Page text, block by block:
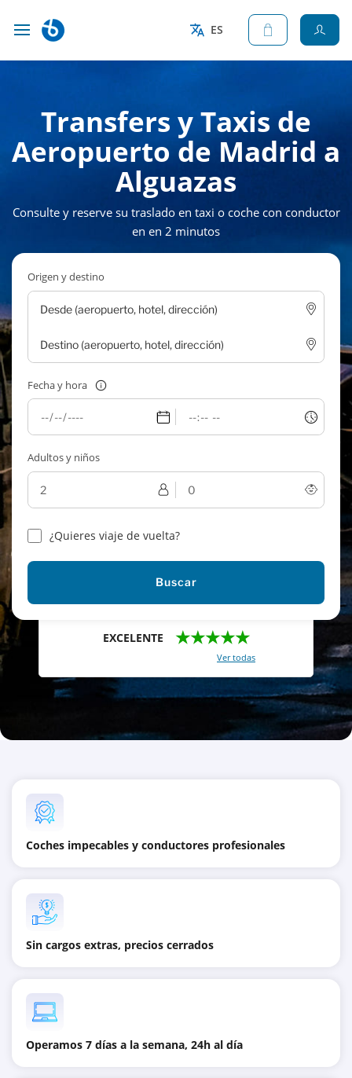
ES
Transfers y Taxis de
Aeropuerto de Madrid a
Alguazas
Consulte y reserve su traslado en taxi o coche con conductor
en en 2 minutos
Origen y destino
Fecha y hora
Adultos y niños
¿Quieres viaje de vuelta?
Buscar
EXCELENTE ★★★★★
Ver todas
Coches impecables y conductores profesionales
Sin cargos extras, precios cerrados
Operamos 7 días a la semana, 24h al día